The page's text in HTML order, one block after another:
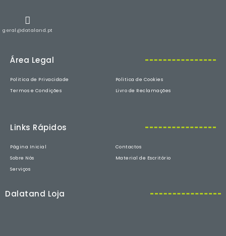
geral@dataland.pt
Área Legal
Politica de Privacidade
Termos e Condições
Politica de Cookies
Livro de Reclamações
Links Rápidos
Página Inicial
Sobre Nós
Serviços
Contactos
Material de Escritório
Dalatand Loja